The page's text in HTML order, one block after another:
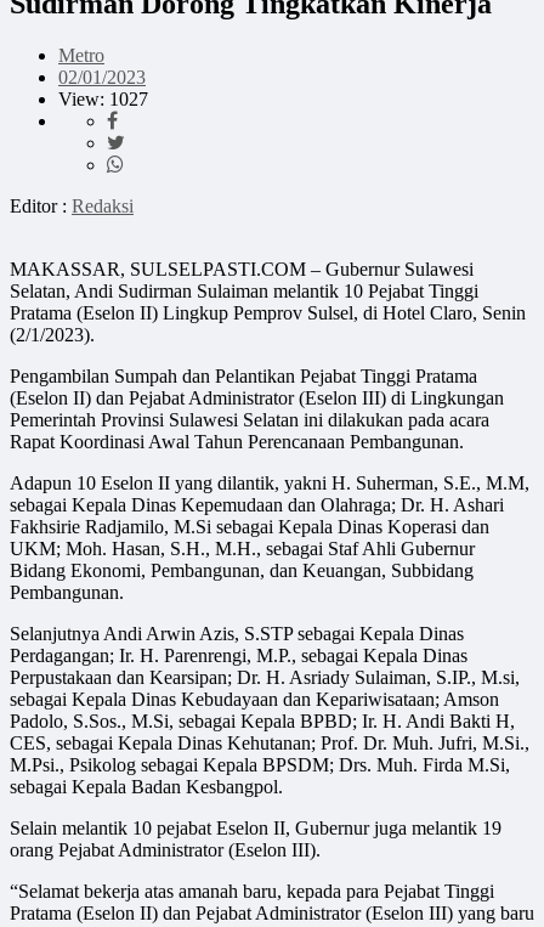
Metro
02/01/2023
View: 1027
Editor : Redaksi
MAKASSAR, SULSELPASTI.COM – Gubernur Sulawesi
Selatan, Andi Sudirman Sulaiman melantik 10 Pejabat Tinggi
Pratama (Eselon II) Lingkup Pemprov Sulsel, di Hotel Claro, Senin
(2/1/2023).
Pengambilan Sumpah dan Pelantikan Pejabat Tinggi Pratama
(Eselon II) dan Pejabat Administrator (Eselon III) di Lingkungan
Pemerintah Provinsi Sulawesi Selatan ini dilakukan pada acara
Rapat Koordinasi Awal Tahun Perencanaan Pembangunan.
Adapun 10 Eselon II yang dilantik, yakni H. Suherman, S.E., M.M,
sebagai Kepala Dinas Kepemudaan dan Olahraga; Dr. H. Ashari
Fakhsirie Radjamilo, M.Si sebagai Kepala Dinas Koperasi dan
UKM; Moh. Hasan, S.H., M.H., sebagai Staf Ahli Gubernur
Bidang Ekonomi, Pembangunan, dan Keuangan, Subbidang
Pembangunan.
Selanjutnya Andi Arwin Azis, S.STP sebagai Kepala Dinas
Perdagangan; Ir. H. Parenrengi, M.P., sebagai Kepala Dinas
Perpustakaan dan Kearsipan; Dr. H. Asriady Sulaiman, S.IP., M.si,
sebagai Kepala Dinas Kebudayaan dan Kepariwisataan; Amson
Padolo, S.Sos., M.Si, sebagai Kepala BPBD; Ir. H. Andi Bakti H,
CES, sebagai Kepala Dinas Kehutanan; Prof. Dr. Muh. Jufri, M.Si.,
M.Psi., Psikolog sebagai Kepala BPSDM; Drs. Muh. Firda M.Si,
sebagai Kepala Badan Kesbangpol.
Selain melantik 10 pejabat Eselon II, Gubernur juga melantik 19
orang Pejabat Administrator (Eselon III).
“Selamat bekerja atas amanah baru, kepada para Pejabat Tinggi
Pratama (Eselon II) dan Pejabat Administrator (Eselon III) yang baru